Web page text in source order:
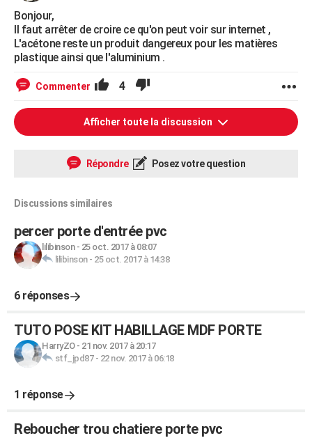
Bonjour,
Il faut arrêter de croire ce qu'on peut voir sur internet ,
L'acétone reste un produit dangereux pour les matières
plastique ainsi que l'aluminium .
Commenter 4
Afficher toute la discussion
Répondre Posez votre question
Discussions similaires
percer porte d'entrée pvc
lilibinson- 25 oct. 2017 à 08:07
lilibinson- 25 oct. 2017 à 14:38
6 réponses
TUTO POSE KIT HABILLAGE MDF PORTE
HarryZO- 21 nov. 2017 à 20:17
stf_jpd87- 22 nov. 2017 à 06:18
1 réponse
Reboucher trou chatiere porte pvc